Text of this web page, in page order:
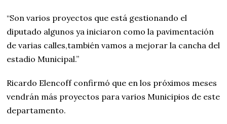
“Son varios proyectos que está gestionando el
diputado algunos ya iniciaron como la pavimentación
de varias calles,también vamos a mejorar la cancha del
estadio Municipal.”
Ricardo Elencoff confirmó que en los próximos meses
vendrán más proyectos para varios Municipios de este
departamento.